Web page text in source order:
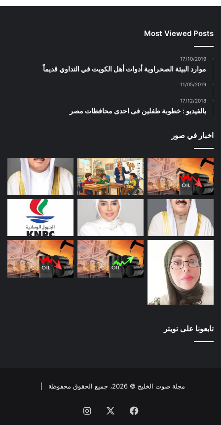
Most Viewed Posts
17/10/2019
موارد البيئة الصحراوية أدوات أهل الكويت في التداوي قديماً
11/05/2019
17/12/2018
بالفيديو : خطوبة طفلين فى احدى محافظات مصر
اخبار في صور
تابعونا على تويتر
مجلة صوت الخليج © 2026، جميع الحقوق محفوظة |
فيسبوك انستقرام